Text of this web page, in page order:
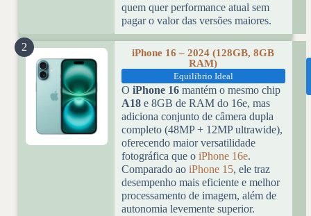
quem quer performance atual sem
pagar o valor das versões maiores.
2
iPhone 16 – 2024 (128GB, 8GB
RAM)
Equilíbrio Ideal
O iPhone 16mantém o mesmo chip
A18e 8GB de RAM do 16e, mas
adiciona conjunto de câmera dupla
completo (48MP + 12MP ultrawide),
oferecendo maior versatilidade
fotográfica que o iPhone 16e.
Comparado ao iPhone 15, ele traz
desempenho mais eficiente e melhor
processamento de imagem, além de
autonomia levemente superior.